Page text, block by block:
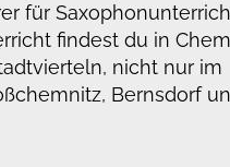
für
findest du in
nicht nur im
Bernsdorf